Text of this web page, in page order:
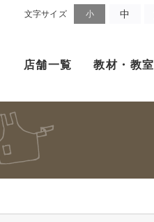
文字サイズ 小 中
店舗一覧 教材・教室